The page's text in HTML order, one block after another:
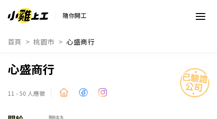
隨你開工
首頁 桃園市 心盛商行
心盛商行
11 - 50 人應徵